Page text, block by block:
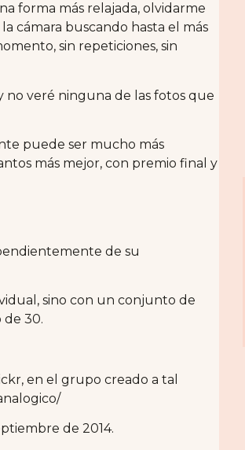
forma más relajada, olvidarme
cámara buscando hasta el más
sin repeticiones, sin
no veré ninguna de las fotos que
puede ser mucho más
más mejor, con premio final y
de su
sino con un conjunto de
de 30.
en el grupo creado a tal
de 2014.